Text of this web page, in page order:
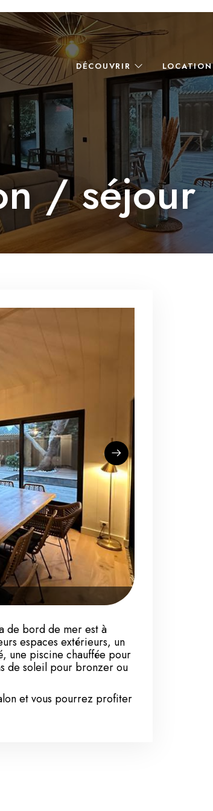
DÉCOUVRIR LOCATION
/ séjour
de bord de mer est à
espaces extérieurs, un
une piscine chauffée pour
de soleil pour bronzer ou
et vous pourrez profiter